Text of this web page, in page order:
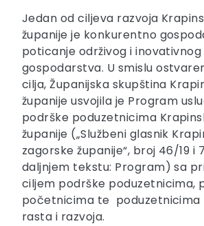
Jedan od ciljeva razvoja
županije je konkurentno
poticanje održivog i inovativnog
gospodarstva. U smislu
cilja, Županijska skupština
županije usvojila je Program
podrške poduzetnicima
županije („Službeni glasnik
zagorske županije“, broj 46/19 i
daljnjem tekstu: Program) sa
ciljem podrške poduzetnicima,
početnicima te poduzetnicima
rasta i razvoja.